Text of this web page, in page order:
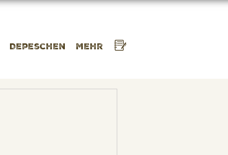
Depeschen Mehr